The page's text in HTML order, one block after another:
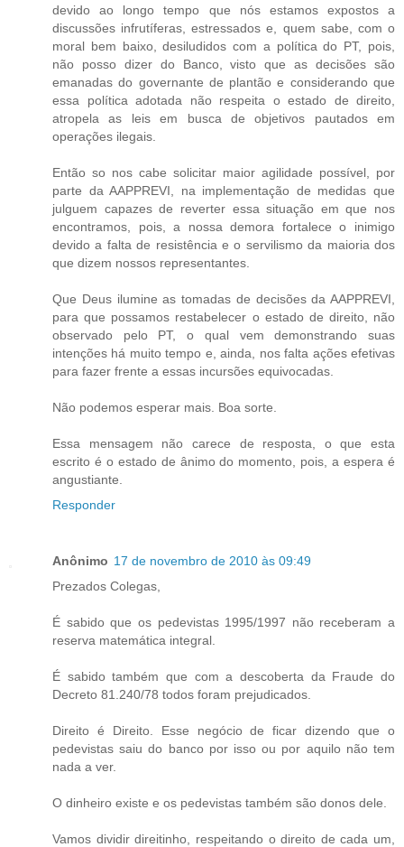
devido ao longo tempo que nós estamos expostos a
discussões infrutíferas, estressados e, quem sabe, com o
moral bem baixo, desiludidos com a política do PT, pois,
não posso dizer do Banco, visto que as decisões são
emanadas do governante de plantão e considerando que
essa política adotada não respeita o estado de direito,
atropela as leis em busca de objetivos pautados em
operações ilegais.
Então so nos cabe solicitar maior agilidade possível, por
parte da AAPPREVI, na implementação de medidas que
julguem capazes de reverter essa situação em que nos
encontramos, pois, a nossa demora fortalece o inimigo
devido a falta de resistência e o servilismo da maioria dos
que dizem nossos representantes.
Que Deus ilumine as tomadas de decisões da AAPPREVI,
para que possamos restabelecer o estado de direito, não
observado pelo PT, o qual vem demonstrando suas
intenções há muito tempo e, ainda, nos falta ações efetivas
para fazer frente a essas incursões equivocadas.
Não podemos esperar mais. Boa sorte.
Essa mensagem não carece de resposta, o que esta
escrito é o estado de ânimo do momento, pois, a espera é
angustiante.
Responder
Anônimo 17 de novembro de 2010 às 09:49
Prezados Colegas,
É sabido que os pedevistas 1995/1997 não receberam a
reserva matemática integral.
É sabido também que com a descoberta da Fraude do
Decreto 81.240/78 todos foram prejudicados.
Direito é Direito. Esse negócio de ficar dizendo que o
pedevistas saiu do banco por isso ou por aquilo não tem
nada a ver.
O dinheiro existe e os pedevistas também são donos dele.
Vamos dividir direitinho, respeitando o direito de cada um,